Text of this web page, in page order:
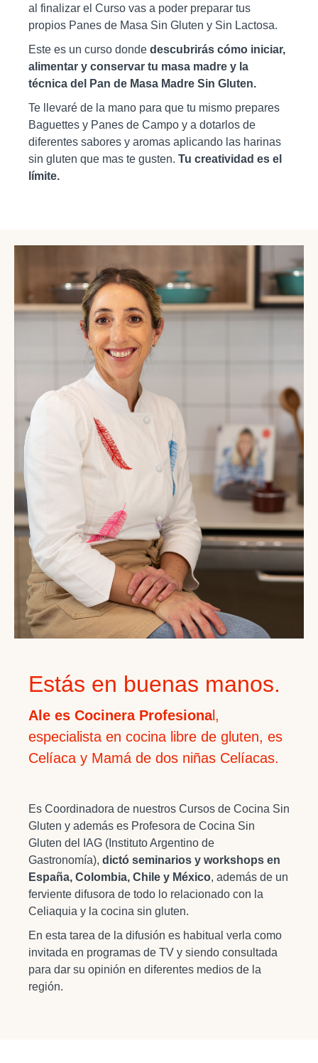
al finalizar el Curso vas a poder preparar tus
propios Panes de Masa Sin Gluten y Sin Lactosa.
Este es un curso donde descubrirás cómo iniciar,
alimentar y conservar tu masa madre y la
técnica del Pan de Masa Madre Sin Gluten.
Te llevaré de la mano para que tu mismo prepares
Baguettes y Panes de Campo y a dotarlos de
diferentes sabores y aromas aplicando las harinas
sin gluten que mas te gusten. Tu creatividad es el
límite.
Estás en buenas manos.
Ale es Cocinera Profesional,
especialista en cocina libre de gluten, es
Celíaca y Mamá de dos niñas Celíacas.
Es Coordinadora de nuestros Cursos de Cocina Sin
Gluten y además es Profesora de Cocina Sin
Gluten del IAG (Instituto Argentino de
Gastronomía), dictó seminarios y workshops en
España, Colombia, Chile y México, además de un
ferviente difusora de todo lo relacionado con la
Celiaquia y la cocina sin gluten.
En esta tarea de la difusión es habitual verla como
invitada en programas de TV y siendo consultada
para dar su opinión en diferentes medios de la
región.